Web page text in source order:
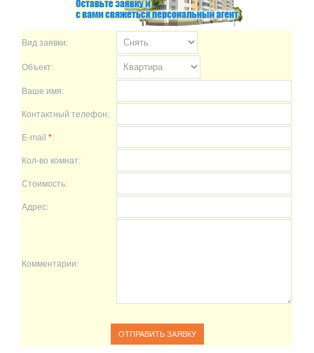
Вид заявки:
Объект:
Ваше имя:
Контактный телефон:
E-mail *:
Кол-во комнат:
Стоимость:
Адрес:
Комментарии: